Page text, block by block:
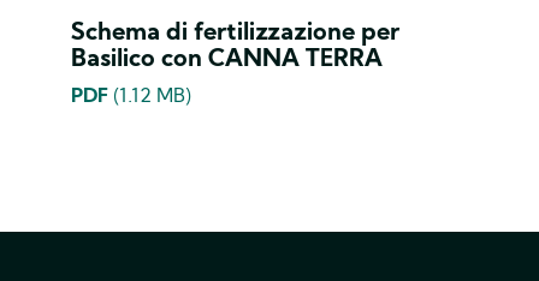
Schema di fertilizzazione per
Basilico con CANNA TERRA
PDF (1.12 MB)